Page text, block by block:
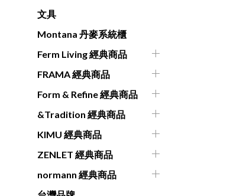
文具
Montana 丹麥系統櫃
Ferm Living 經典商品
FRAMA 經典商品
Form & Refine 經典商品
&Tradition 經典商品
KIMU 經典商品
ZENLET 經典商品
normann 經典商品